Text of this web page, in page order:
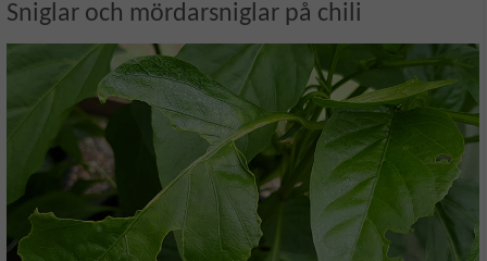
Sniglar och mördarsniglar på chili